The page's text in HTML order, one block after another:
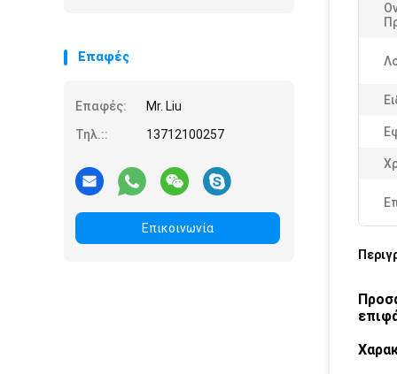
Επαφές
Επαφές:
Mr. Liu
Τηλ.::
13712100257
Επικοινωνία